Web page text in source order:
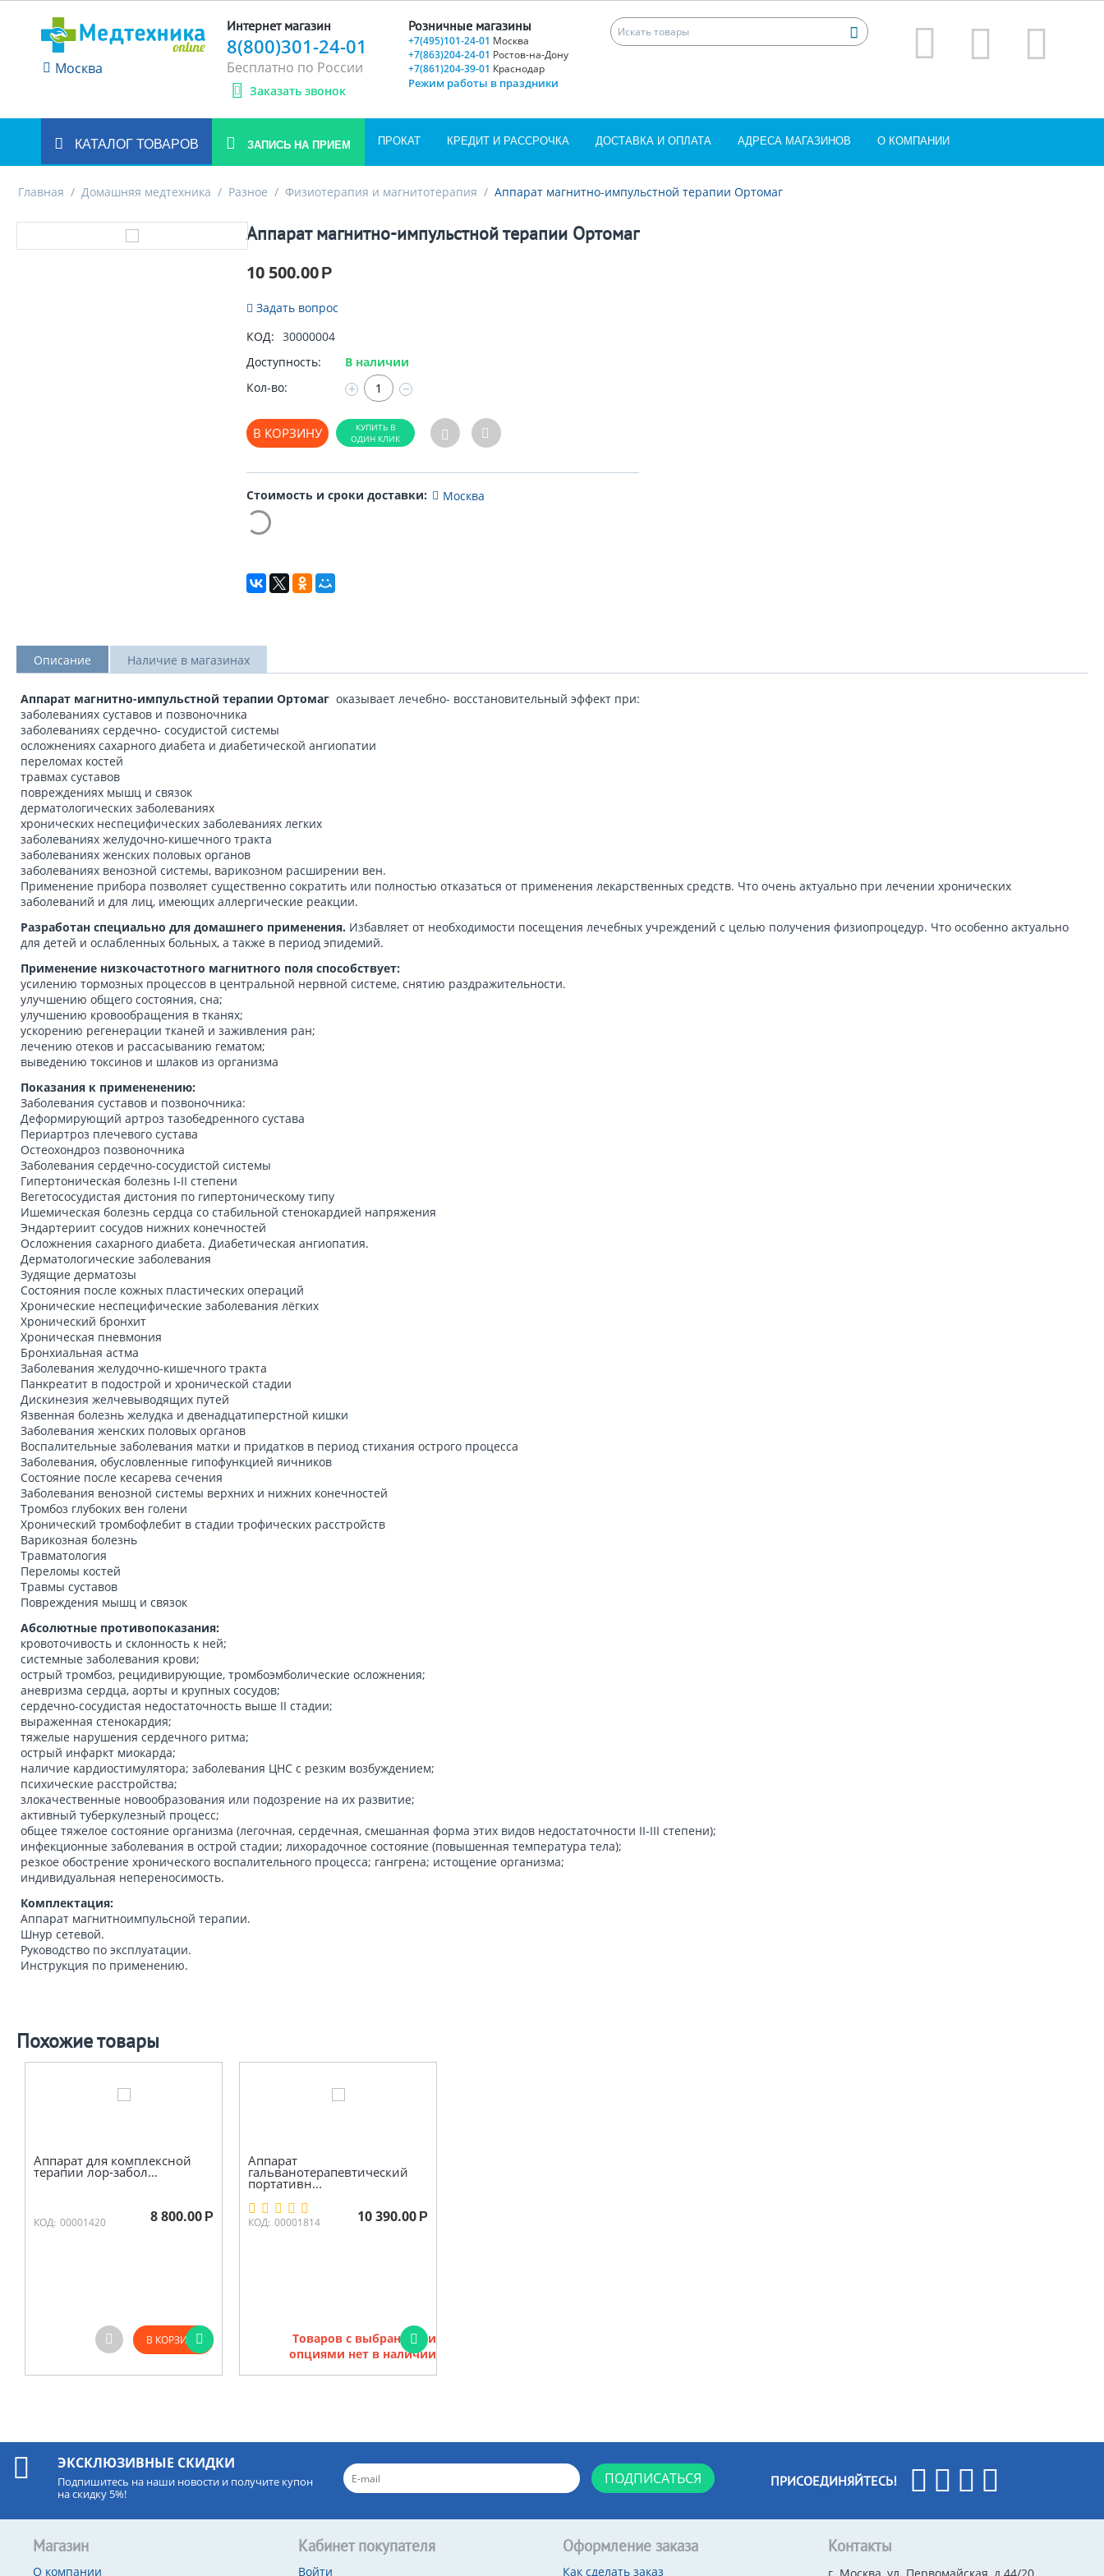
Москва
Интернет магазин
8(800)301-24-01
Бесплатно по России
Заказать звонок
Розничные магазины
+7(495)101-24-01 Москва
+7(863)204-24-01 Ростов-на-Дону
+7(861)204-39-01 Краснодар
Режим работы в праздники
КАТАЛОГ ТОВАРОВ ЗАПИСЬ НА ПРИЕМ ПРОКАТ КРЕДИТ И РАССРОЧКА ДОСТАВКА И ОПЛАТА АДРЕСА МАГАЗИНОВ О КОМПАНИИ
Главная / Домашняя медтехника / Разное / Физиотерапия и магнитотерапия / Аппарат магнитно-импульстной терапии Ортомаг
Аппарат магнитно-импульстной терапии Ортомаг
10 500.00Р
Задать вопрос
КОД: 30000004
Доступность:
В наличии
Кол-во:
+ −
В КОРЗИНУ
Стоимость и сроки доставки: Москва
Описание Наличие в магазинах
Аппарат магнитно-импульстной терапии Ортомаг оказывает лечебно- восстановительный эффект при:
заболеваниях суставов и позвоночника
заболеваниях сердечно- сосудистой системы
осложнениях сахарного диабета и диабетической ангиопатии
переломах костей
травмах суставов
повреждениях мышц и связок
дерматологических заболеваниях
хронических неспецифических заболеваниях легких
заболеваниях желудочно-кишечного тракта
заболеваниях женских половых органов
заболеваниях венозной системы, варикозном расширении вен.
Применение прибора позволяет существенно сократить или полностью отказаться от применения лекарственных средств. Что очень актуально при лечении хронических
заболеваний и для лиц, имеющих аллергические реакции.
Разработан специально для домашнего применения. Избавляет от необходимости посещения лечебных учреждений с целью получения физиопроцедур. Что особенно актуально
для детей и ослабленных больных, а также в период эпидемий.
Применение низкочастотного магнитного поля способствует:
усилению тормозных процессов в центральной нервной системе, снятию раздражительности.
улучшению общего состояния, сна;
улучшению кровообращения в тканях;
ускорению регенерации тканей и заживления ран;
лечению отеков и рассасыванию гематом;
выведению токсинов и шлаков из организма
Показания к примененению:
Заболевания суставов и позвоночника:
Деформирующий артроз тазобедренного сустава
Периартроз плечевого сустава
Остеохондроз позвоночника
Заболевания сердечно-сосудистой системы
Гипертоническая болезнь I-II степени
Вегетососудистая дистония по гипертоническому типу
Ишемическая болезнь сердца со стабильной стенокардией напряжения
Эндартериит сосудов нижних конечностей
Осложнения сахарного диабета. Диабетическая ангиопатия.
Дерматологические заболевания
Зудящие дерматозы
Состояния после кожных пластических операций
Хронические неспецифические заболевания лёгких
Хронический бронхит
Хроническая пневмония
Бронхиальная астма
Заболевания желудочно-кишечного тракта
Панкреатит в подострой и хронической стадии
Дискинезия желчевыводящих путей
Язвенная болезнь желудка и двенадцатиперстной кишки
Заболевания женских половых органов
Воспалительные заболевания матки и придатков в период стихания острого процесса
Заболевания, обусловленные гипофункцией яичников
Состояние после кесарева сечения
Заболевания венозной системы верхних и нижних конечностей
Тромбоз глубоких вен голени
Хронический тромбофлебит в стадии трофических расстройств
Варикозная болезнь
Травматология
Переломы костей
Травмы суставов
Повреждения мышц и связок
Абсолютные противопоказания:
кровоточивость и склонность к ней;
системные заболевания крови;
острый тромбоз, рецидивирующие, тромбоэмболические осложнения;
аневризма сердца, аорты и крупных сосудов;
сердечно-сосудистая недостаточность выше II стадии;
выраженная стенокардия;
тяжелые нарушения сердечного ритма;
острый инфаркт миокарда;
наличие кардиостимулятора; заболевания ЦНС с резким возбуждением;
психические расстройства;
злокачественные новообразования или подозрение на их развитие;
активный туберкулезный процесс;
общее тяжелое состояние организма (легочная, сердечная, смешанная форма этих видов недостаточности II-III степени);
инфекционные заболевания в острой стадии; лихорадочное состояние (повышенная температура тела);
резкое обострение хронического воспалительного процесса; гангрена; истощение организма;
индивидуальная непереносимость.
Комплектация:
Аппарат магнитноимпульсной терапии.
Шнур сетевой.
Руководство по эксплуатации.
Инструкция по применению.
Похожие товары
Аппарат для комплексной
терапии лор-забол...
КОД: 00001420 8 800.00 Р
В КОРЗИНУ
Аппарат
гальванотерапевтический
портативн...
КОД: 00001814 10 390.00 Р
Товаров с выбранными
опциями нет в наличии
ЭКСКЛЮЗИВНЫЕ СКИДКИ
Подпишитесь на наши новости и получите купон
на скидку 5%!
ПОДПИСАТЬСЯ ПРИСОЕДИНЯЙТЕСЬ!
Магазин
О компании
Кабинет покупателя
Войти
Оформление заказа
Как сделать заказ
Контакты